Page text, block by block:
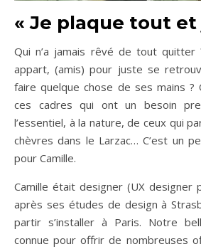
« Je plaque tout et
Qui n’a jamais rêvé de tout quitter
appart, (amis) pour juste se
faire quelque chose de ses mains ?
ces cadres qui ont un besoin
l’essentiel, à la nature, de ceux qui
chèvres dans le Larzac… C’est un
pour Camille.
Camille était designer (UX
après ses études de design à
partir s’installer à Paris. Notre
connue pour offrir de nombreuses